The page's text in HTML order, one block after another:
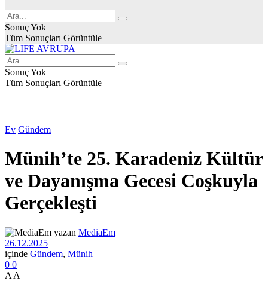
Sonuç Yok
Tüm Sonuçları Görüntüle
Sonuç Yok
Tüm Sonuçları Görüntüle
Ev Gündem
Münih’te 25. Karadeniz Kültür
ve Dayanışma Gecesi Coşkuyla
Gerçekleşti
yazan MediaEm
26.12.2025
içinde Gündem, Münih
0 0
A A